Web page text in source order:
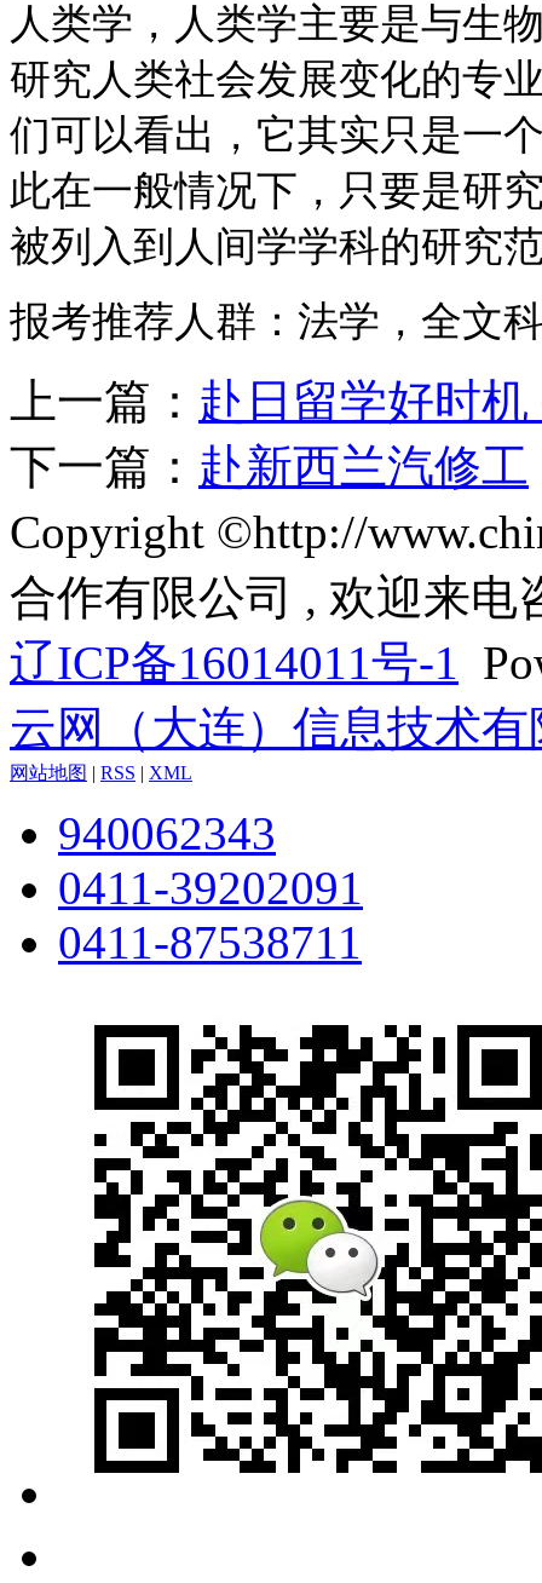
人类学，人类学主要是与生
研究人类社会发展变化的专
们可以看出，它其实只是一
此在一般情况下，只要是研
被列入到人间学学科的研究
报考推荐人群：法学，全文
上一篇： 赴日留学好时
下一篇： 赴新西兰汽修工
Copyright ©http://
合作有限公司 , 欢迎来电
辽ICP备16014011号-1
云网（大连）信息技术有
网站地图 | RSS | XML
940062343
0411-39202091
0411-87538711